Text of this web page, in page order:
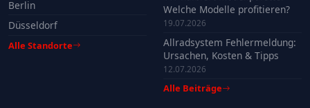
Berlin
Düsseldorf
Alle Standorte
Welche Modelle profitieren?
19.07.2026
Allradsystem Fehlermeldung:
Ursachen, Kosten & Tipps
12.07.2026
Alle Beiträge